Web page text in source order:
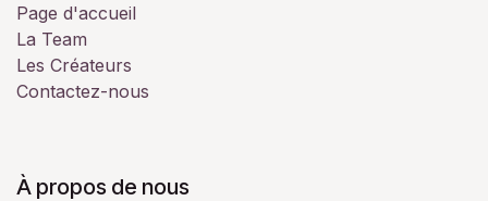
Page d'accueil
La Team
Les Créateurs
Contactez-nous
À propos de nous